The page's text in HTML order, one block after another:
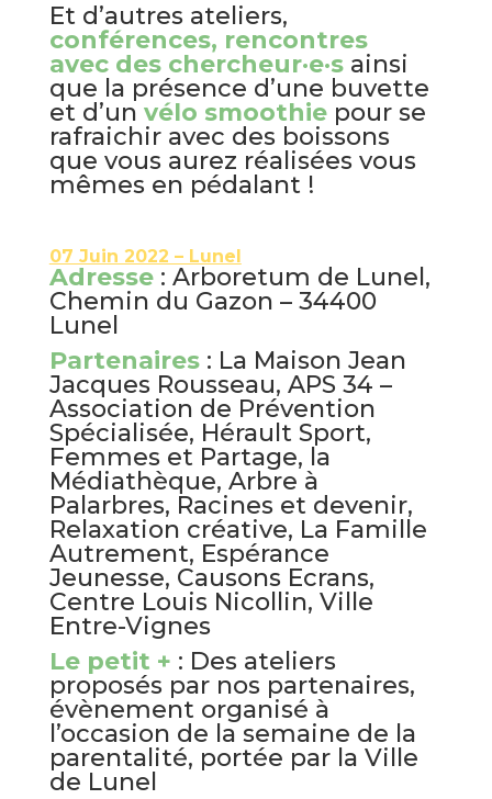
Et d’autres ateliers,
conférences, rencontres
avec des chercheur·e·sainsi
que la présence d’une buvette
et d’un vélo smoothiepour se
rafraichir avec des boissons
que vous aurez réalisées vous
mêmes en pédalant !
07 Juin 2022 – Lunel
Adresse: Arboretum de Lunel,
Chemin du Gazon – 34400
Lunel
Partenaires: La Maison Jean
Jacques Rousseau, APS 34 –
Association de Prévention
Spécialisée, Hérault Sport,
Femmes et Partage, la
Médiathèque, Arbre à
Palarbres, Racines et devenir,
Relaxation créative, La Famille
Autrement, Espérance
Jeunesse, Causons Ecrans,
Centre Louis Nicollin, Ville
Entre-Vignes
Le petit + : Des ateliers
proposés par nos partenaires,
évènement organisé à
l’occasion de la semaine de la
parentalité, portée par la Ville
de Lunel